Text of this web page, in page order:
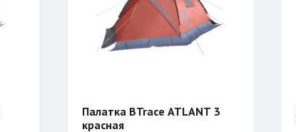
Палатка BTrace ATLANT 3
красная